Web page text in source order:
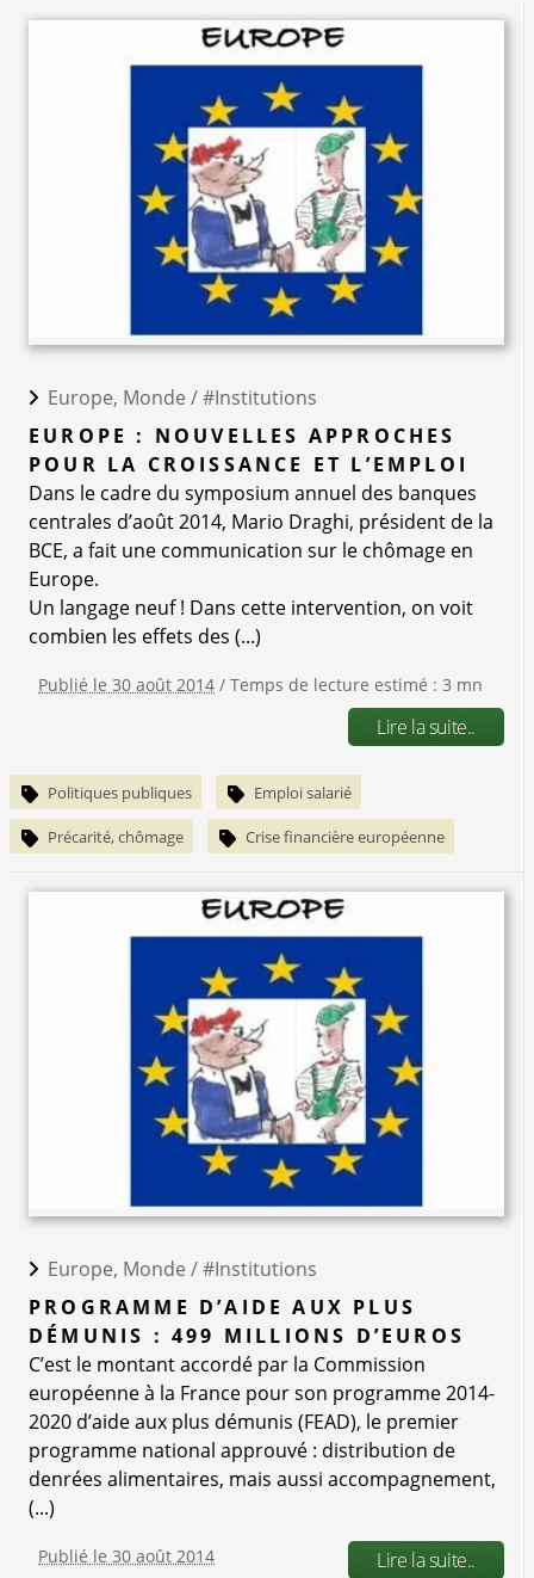
Europe, Monde /#Institutions
EUROPE : NOUVELLES APPROCHES
POUR LA CROISSANCE ET L’EMPLOI
Dans le cadre du symposium annuel des banques
centrales d’août 2014, Mario Draghi, président de la
BCE, a fait une communication sur le chômage en
Europe.
Un langage neuf ! Dans cette intervention, on voit
combien les effets des (...)
Publié le 30 août 2014 / Temps de lecture estimé : 3 mn
Lire la suite..
Politiques publiques Emploi salarié
Précarité, chômage Crise financière européenne
Europe, Monde /#Institutions
PROGRAMME D’AIDE AUX PLUS
DÉMUNIS : 499 MILLIONS D’EUROS
C’est le montant accordé par la Commission
européenne à la France pour son programme 2014-
2020 d’aide aux plus démunis (FEAD), le premier
programme national approuvé : distribution de
denrées alimentaires, mais aussi accompagnement,
(...)
Publié le 30 août 2014 Lire la suite..